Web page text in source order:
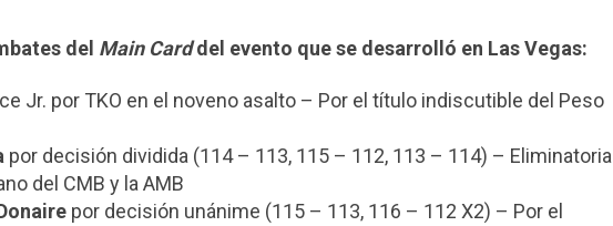
del Main Carddel evento que se desarrolló en Las Vegas:
Jr. por TKO en el noveno asalto – Por el título indiscutible del Peso
por decisión dividida (114 – 113, 115 – 112, 113 – 114) – Eliminatoria
del CMB y la AMB
por decisión unánime (115 – 113, 116 – 112 X2) – Por el